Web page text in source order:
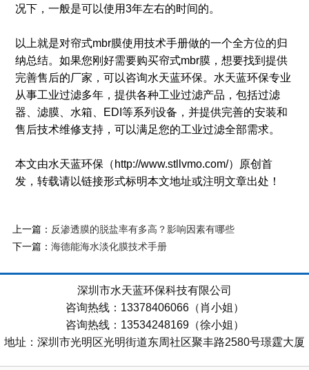
况下，一般是可以使用3年左右的时间的。
以上就是对帘式mbr膜使用技术手册做的一个全方位的归
纳总结。如果您刚好需要购买帘式mbr膜，想要找到提供
完善售后的厂家，可以咨询水天蓝环保。水天蓝环保专业
从事工业过滤多年，提供各种工业过滤产品，包括过滤
器、滤膜、水箱、EDI等系列设备，并提供完善的安装和
售后技术维修支持，可以满足您的工业过滤全部需求。
本文由水天蓝环保（http://www.stllvmo.com/）原创首
发，转载请以链接形式标明本文地址或注明文章出处！
上一篇： 反渗透膜的脱盐率有多高？影响因素有哪些
下一篇： 海德能海水淡化膜技术手册
深圳市水天蓝环保科技有限公司
咨询热线：13378406066（肖小姐）
咨询热线：13534248169（徐小姐）
地址：深圳市光明区光明街道东周社区聚丰路2580号璟霆大厦